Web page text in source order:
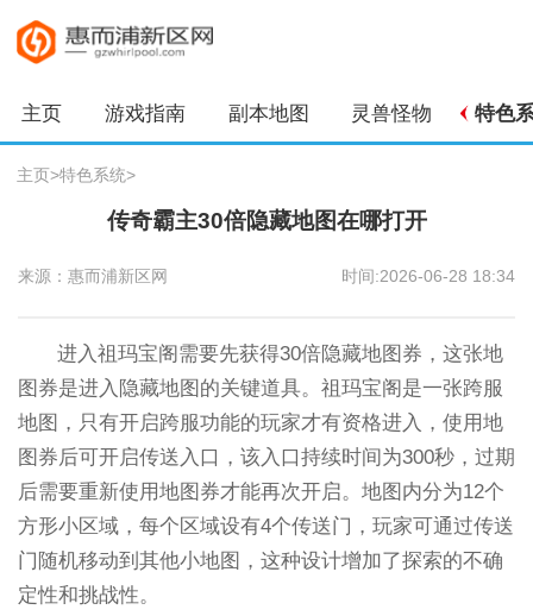
主页 游戏指南 副本地图 灵兽怪物 特色
主页>特色系统>
传奇霸主30倍隐藏地图在哪打开
来源：惠而浦新区网 时间:2026-06-28 18:34
进入祖玛宝阁需要先获得30倍隐藏地图券，这张地
图券是进入隐藏地图的关键道具。祖玛宝阁是一张跨服
地图，只有开启跨服功能的玩家才有资格进入，使用地
图券后可开启传送入口，该入口持续时间为300秒，过期
后需要重新使用地图券才能再次开启。地图内分为12个
方形小区域，每个区域设有4个传送门，玩家可通过传送
门随机移动到其他小地图，这种设计增加了探索的不确
定性和挑战性。